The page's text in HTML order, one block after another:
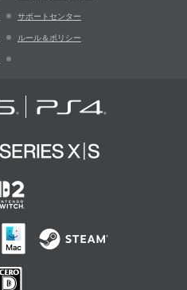
サポートセンター
ルール＆ポリシー